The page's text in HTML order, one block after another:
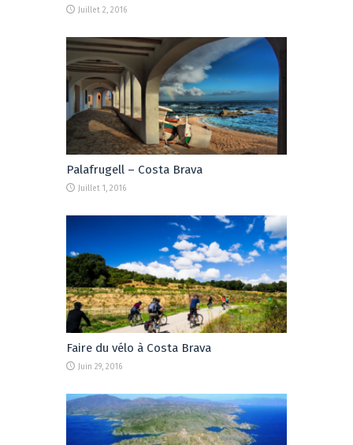
Juillet 2, 2016
Palafrugell – Costa Brava
Juillet 1, 2016
Faire du vélo à Costa Brava
Juin 29, 2016